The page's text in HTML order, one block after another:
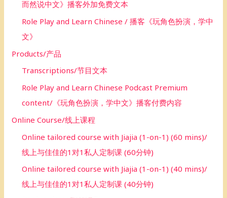
而然说中文》播客外加免费文本
Role Play and Learn Chinese / 播客《玩角色扮演，学中
文》
Products/产品
Transcriptions/节目文本
Role Play and Learn Chinese Podcast Premium
content/《玩角色扮演，学中文》播客付费内容
Online Course/线上课程
Online tailored course with Jiajia (1-on-1) (60 mins)/
线上与佳佳的1对1私人定制课 (60分钟)
Online tailored course with Jiajia (1-on-1) (40 mins)/
线上与佳佳的1对1私人定制课 (40分钟)